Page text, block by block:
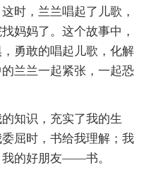
时，兰兰唱起了儿歌，
妈妈了。这个故事中，
勇敢的唱起儿歌，化解
兰兰一起紧张，一起恐
知识，充实了我的生
屈时，书给我理解；我
我的好朋友——书。